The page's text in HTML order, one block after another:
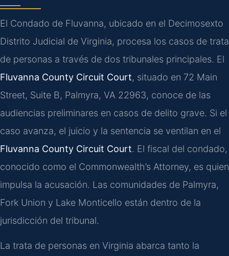
El Condado de Fluvanna, ubicado en el Decimosexto
Distrito Judicial de Virginia, procesa los casos de trata
de personas a través de dos tribunales principales. El
Fluvanna County Circuit Court, situado en 72 Main
Street, Suite B, Palmyra, VA 22963, conoce de las
audiencias preliminares en casos de delito grave. Si el
caso avanza, el juicio y la sentencia se ventilan en el
Fluvanna County Circuit Court. El fiscal del condado,
conocido como el Commonwealth’s Attorney, es quien
impulsa la acusación. Las comunidades de Palmyra,
Fork Union y Lake Monticello están dentro de la
jurisdicción del tribunal.
La trata de personas en Virginia abarca tanto la